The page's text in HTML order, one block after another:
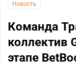
Новость
Команда
коллектив
этапе